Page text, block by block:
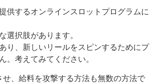
供するオンラインスロットプログラムに
択肢があります。
り、新しいリールをスピンするためにプ
考えてみてください。
、給料を攻撃する方法も無数の方法で